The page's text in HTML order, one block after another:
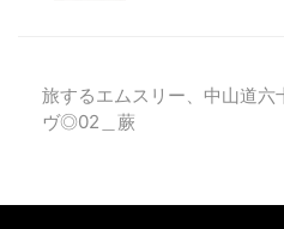
旅するエムスリー、中山道六
ヴ◎02＿蕨